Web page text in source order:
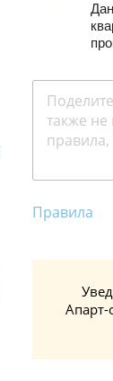
Правила
Апарт-